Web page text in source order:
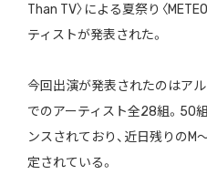
Than TV〉による夏祭り〈
ティストが発表された。
今回出演が発表されたのはア
でのアーティスト全28組。50
ンスされており、近日残りのM
定されている。